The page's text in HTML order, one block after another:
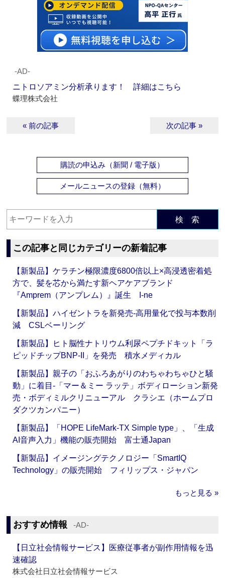
‐AD‐
ニトロソアミン分析承ります！ 詳細はこちら
蝶理株式会社
« 前の記事 次の記事 »
購読の申込み（新聞 / 電子版）
メールニュースの登録（無料）
検 索
この記事と同じカテゴリーの新着記事
【新製品】ケラチン極限濃度6800倍以上×高浸透密着処
方で、髪を芯から満たす新ヘアケアブランド
『Amprem（アンプレム）』誕生 I-ne
【新製品】ハイゼントラを新発売‐高用量化で投与本数削
減 CSLベーリング
【新製品】ヒト脳性ナトリウム利尿ペプチドキット「ラ
ピッドチップBNP-II」を発売 積水メディカル
【新製品】親子の「おふろあがりのわちゃわちゃひと騒
動」に着目‐「マー＆ミー ラッテ」ボディローション新発
売・ボディミルクリニューアル クラシエ（ホームプロ
ダクツカンパニー）
【新製品】「HOPE LifeMark-TX Simple type」、「生成
AI音声入力」機能の販売開始 富士通Japan
【新製品】イメージングテクノロジー「SmartIQ
Technology」の販売開始 フィリップス・ジャパン
もっと見る »
おすすめ情報 ‐AD‐
【日立社会情報サービス】医療従事者が副作用情報を迅
速確認
株式会社日立社会情報サービス